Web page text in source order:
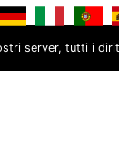
server, tutti i